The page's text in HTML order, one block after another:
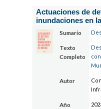
Actuaciones de
inundaciones en
Sumario
Texto
Completo
Autor
Año